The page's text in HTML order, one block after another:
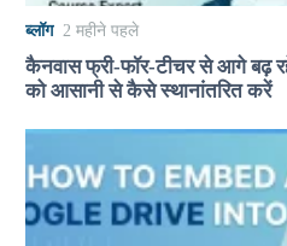
ब्लॉग 2 महीने पहले
कैनवास फ्री-फॉर-टीचर से आगे बढ़
को आसानी से कैसे स्थानांतरित करें